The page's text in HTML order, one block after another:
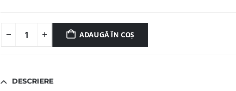
ADAUGĂ ÎN COȘ
DESCRIERE